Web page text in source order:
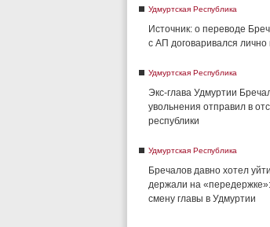
Удмуртская Республика
Источник: о переводе
с АП договаривался
Удмуртская Республика
Экс-глава Удмуртии
увольнения отправил в
республики
Удмуртская Республика
Бречалов давно хотел
держали на
смену главы в Удмуртии